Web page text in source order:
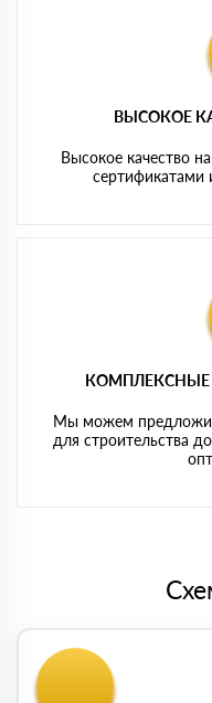
ВЫСОКОЕ
Высокое качество
КОМПЛЕКСНЫЕ
Мы можем
для строительства